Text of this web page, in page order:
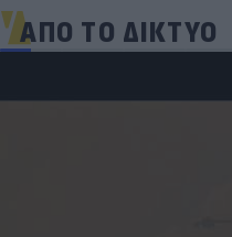
ΑΠΟ ΤΟ ΔΙΚΤΥΟ